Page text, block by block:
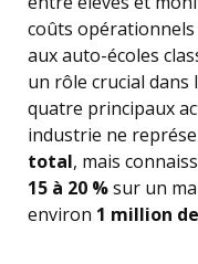
coûts
aux auto-écoles
un rôle crucial dans
quatre principaux
industrie ne
total, mais
15 à 20 %sur un
environ 1 million